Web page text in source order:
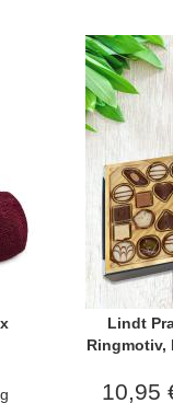
Lindt
Ringmotiv,
10,95